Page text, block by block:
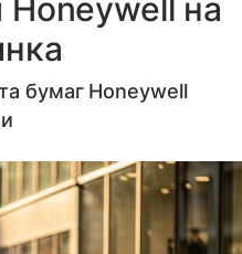
Honeywell на
бумаг Honeywell